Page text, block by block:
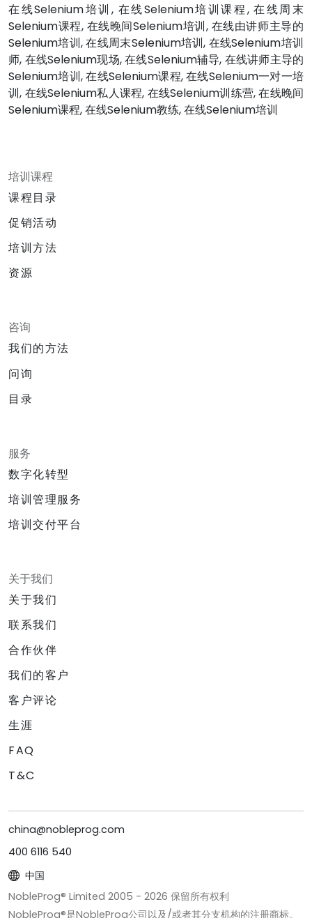
在线Selenium培训, 在线Selenium培训课程, 在线周末
Selenium课程, 在线晚间Selenium培训, 在线由讲师主导的
Selenium培训, 在线周末Selenium培训, 在线Selenium培训
师, 在线Selenium现场, 在线Selenium辅导, 在线讲师主导的
Selenium培训, 在线Selenium课程, 在线Selenium一对一培
训, 在线Selenium私人课程, 在线Selenium训练营, 在线晚间
Selenium课程, 在线Selenium教练, 在线Selenium培训
培训课程
课程目录
促销活动
培训方法
资源
咨询
我们的方法
问询
目录
服务
数字化转型
培训管理服务
培训交付平台
关于我们
关于我们
联系我们
合作伙伴
我们的客户
客户评论
生涯
FAQ
T&C
china@nobleprog.com
400 6116 540
中国
NobleProg® Limited 2005 - 2026 保留所有权利
NobleProg®是NobleProg公司以及/或者其分支机构的注册商标。